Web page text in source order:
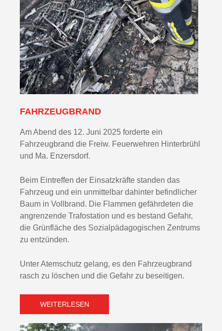
FAHRZEUGBRAND
Am Abend des 12. Juni 2025 forderte ein
Fahrzeugbrand die Freiw. Feuerwehren Hinterbrühl
und Ma. Enzersdorf.
Beim Eintreffen der Einsatzkräfte standen das
Fahrzeug und ein unmittelbar dahinter befindlicher
Baum in Vollbrand. Die Flammen gefährdeten die
angrenzende Trafostation und es bestand Gefahr,
die Grünfläche des Sozialpädagogischen Zentrums
zu entzünden.
Unter Atemschutz gelang, es den Fahrzeugbrand
rasch zu löschen und die Gefahr zu beseitigen.
WEITERLESEN